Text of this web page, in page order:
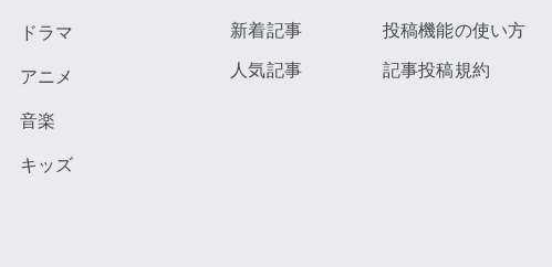
ドラマ
アニメ
音楽
キッズ
新着記事
人気記事
投稿機能の使い方
記事投稿規約